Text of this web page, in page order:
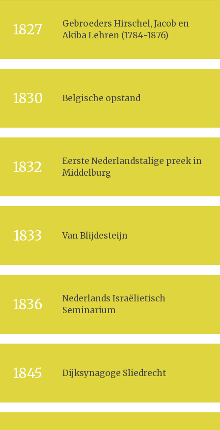
1827
Gebroeders Hirschel, Jacob en
Akiba Lehren (1784-1876)
1830 Belgische opstand
1832
Eerste Nederlandstalige preek in
Middelburg
1833 Van Blijdesteijn
1836
Nederlands Israëlietisch
Seminarium
1845 Dijksynagoge Sliedrecht